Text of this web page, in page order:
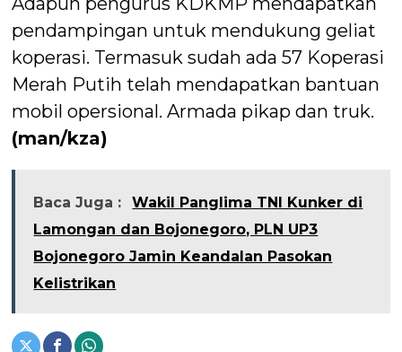
pendampingan untuk mendukung geliat
koperasi. Termasuk sudah ada 57 Koperasi
Merah Putih telah mendapatkan bantuan
mobil opersional. Armada pikap dan truk.
(man/kza)
Baca Juga :
Wakil Panglima TNI Kunker di
Lamongan dan Bojonegoro, PLN UP3
Bojonegoro Jamin Keandalan Pasokan
Kelistrikan